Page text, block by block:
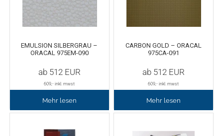
EMULSION SILBERGRAU –
ORACAL 975EM-090
ab 512EUR
609,- inkl. mwst
Mehr lesen
CARBON GOLD – ORACAL
975CA-091
ab 512EUR
609,- inkl. mwst
Mehr lesen